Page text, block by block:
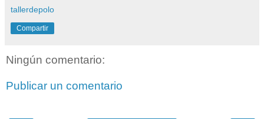
tallerdepolo
Compartir
Ningún comentario:
Publicar un comentario